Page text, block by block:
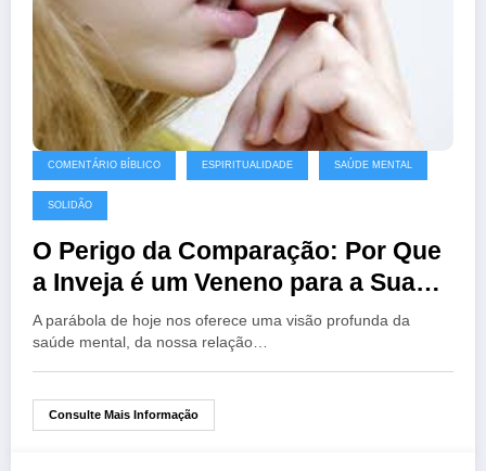
COMENTÁRIO BÍBLICO ESPIRITUALIDADE SAÚDE MENTAL
SOLIDÃO
O Perigo da Comparação: Por Que
a Inveja é um Veneno para a Sua
Saúde Mental
A parábola de hoje nos oferece uma visão profunda da
saúde mental, da nossa relação…
Consulte Mais Informação